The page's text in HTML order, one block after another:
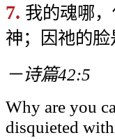
7. 我的魂哪
神；因祂的
－诗篇42:5
Why are you
disquieted